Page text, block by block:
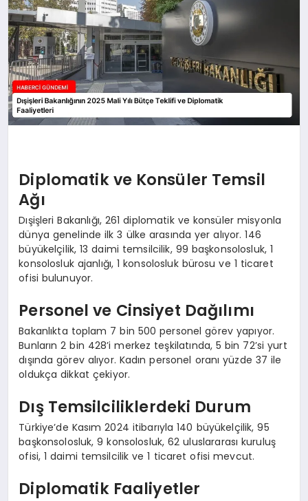
Diplomatik ve Konsüler Temsil
Ağı
Dışişleri Bakanlığı, 261 diplomatik ve konsüler misyonla
dünya genelinde ilk 3 ülke arasında yer alıyor. 146
büyükelçilik, 13 daimi temsilcilik, 99 başkonsolosluk, 1
konsolosluk ajanlığı, 1 konsolosluk bürosu ve 1 ticaret
ofisi bulunuyor.
Personel ve Cinsiyet Dağılımı
Bakanlıkta toplam 7 bin 500 personel görev yapıyor.
Bunların 2 bin 428’i merkez teşkilatında, 5 bin 72’si yurt
dışında görev alıyor. Kadın personel oranı yüzde 37 ile
oldukça dikkat çekiyor.
Dış Temsilciliklerdeki Durum
Türkiye’de Kasım 2024 itibarıyla 140 büyükelçilik, 95
başkonsolosluk, 9 konsolosluk, 62 uluslararası kuruluş
ofisi, 1 daimi temsilcilik ve 1 ticaret ofisi mevcut.
Diplomatik Faaliyetler